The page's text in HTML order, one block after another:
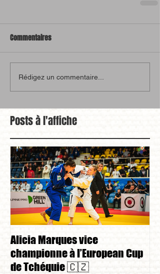
Commentaires
Rédigez un commentaire...
Posts à l'affiche
Alicia Marques vice
championne à l’European Cup
de Tchéquie 🇨🇿